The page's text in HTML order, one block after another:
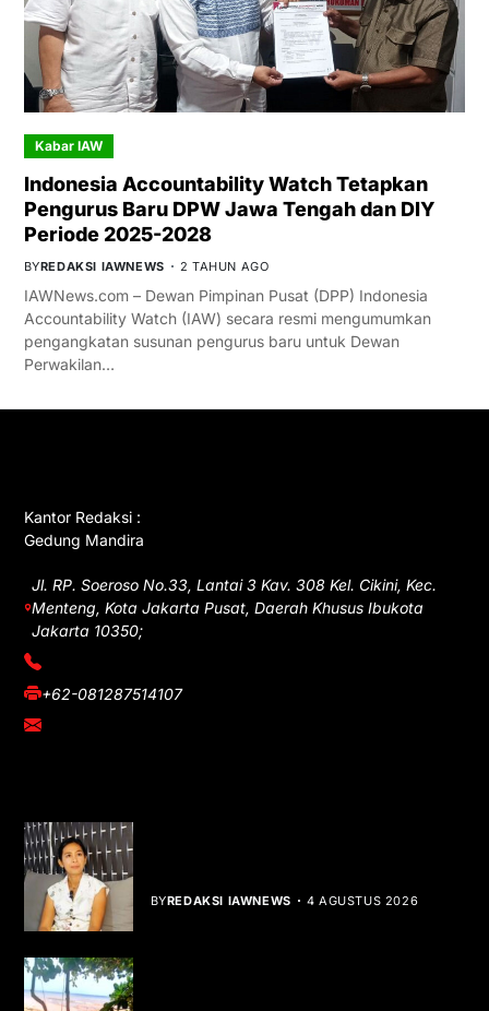
Kabar IAW
Indonesia Accountability Watch Tetapkan
Pengurus Baru DPW Jawa Tengah dan DIY
Periode 2025-2028
BYREDAKSI IAWNEWS 2 TAHUN AGO
IAWNews.com – Dewan Pimpinan Pusat (DPP) Indonesia
Accountability Watch (IAW) secara resmi mengumumkan
pengangkatan susunan pengurus baru untuk Dewan
Perwakilan…
Kantor Redaksi :
Gedung Mandira
Jl. RP. Soeroso No.33, Lantai 3 Kav. 308 Kel. Cikini, Kec.
Menteng, Kota Jakarta Pusat, Daerah Khusus Ibukota
Jakarta 10350;
(021) 3908026
+62-081287514107
adm@iawnews.com
BYREDAKSI IAWNEWS 4 AGUSTUS 2026